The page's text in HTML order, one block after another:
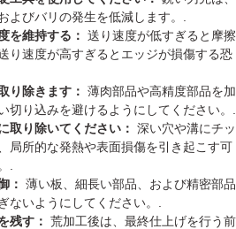
よびバリの発生を低減します。.
を維持する： 送り速度が低すぎると摩擦
り速度が高すぎるとエッジが損傷する恐
り除きます： 薄肉部品や高精度部品を加
切り込みを避けるようにしてください。.
取り除いてください： 深い穴や溝にチッ
局所的な発熱や表面損傷を引き起こす可
.
： 薄い板、細長い部品、および精密部品
ないようにしてください。.
残す： 荒加工後は、最終仕上げを行う前